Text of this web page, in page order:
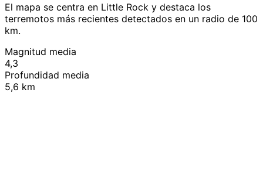
El mapa se centra en Little Rock y destaca los
terremotos más recientes detectados en un radio de 100
km.
Magnitud media
4,3
Profundidad media
5,6 km